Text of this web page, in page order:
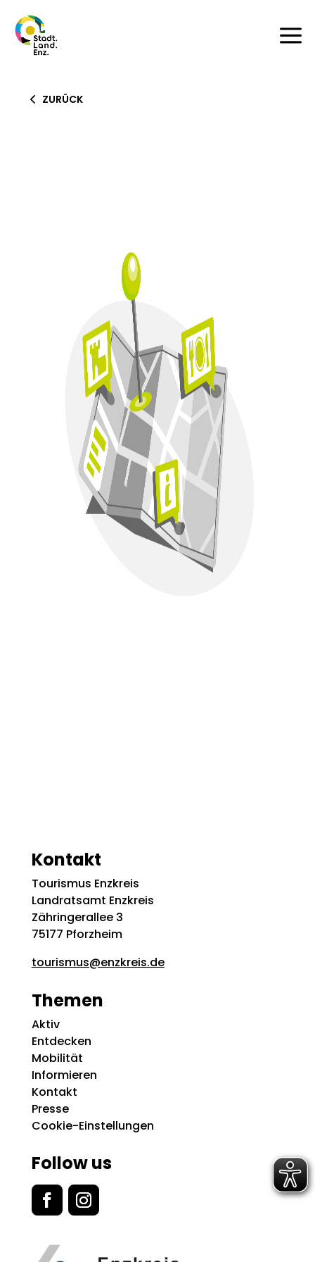
a
ZURÜCK
Kontakt
Tourismus Enzkreis
Landratsamt Enzkreis
Zähringerallee 3
75177 Pforzheim
tourismus@enzkreis.de
Themen
Aktiv
Entdecken
Mobilität
Informieren
Kontakt
Presse
Cookie-Einstellungen
Follow us